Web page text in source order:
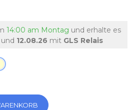
14:00 am Montag und erhalte es
und 12.08.26 mit GLS Relais